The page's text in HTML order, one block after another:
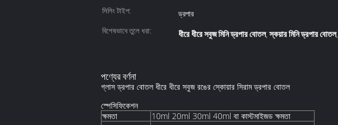
সিলিং টাইপ:
ড্রপার
বিশেষভাবে তুলে ধরা:
ধীরে ধীরে সবুজ মিনি ড্রপার বোতল,স্কয়ার মিনি ড্রপার বোতল,
পণ্যের বর্ণনা
গ্লাস ড্রপার বোতল ধীরে ধীরে সবুজ রঙের স্কোয়ার সিরাম ড্রপার বোতল
স্পেসিফিকেশন
ক্ষমতা
10ml 20ml 30ml 40ml বা কাস্টমাইজড ক্ষমতা